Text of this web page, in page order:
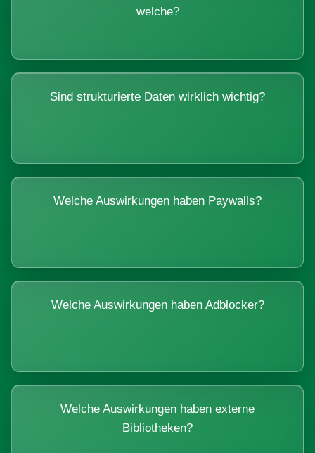
welche?
Sind strukturierte Daten wirklich wichtig?
Welche Auswirkungen haben Paywalls?
Welche Auswirkungen haben Adblocker?
Welche Auswirkungen haben externe
Bibliotheken?